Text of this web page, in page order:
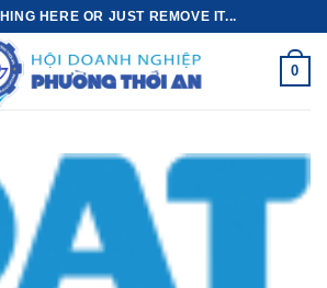
HERE OR JUST REMOVE IT...
0